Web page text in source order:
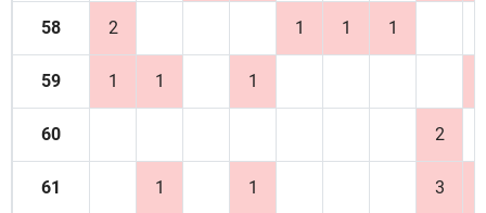
58 2 1 1 1
59 1 1 1
60 2
61 1 1 3